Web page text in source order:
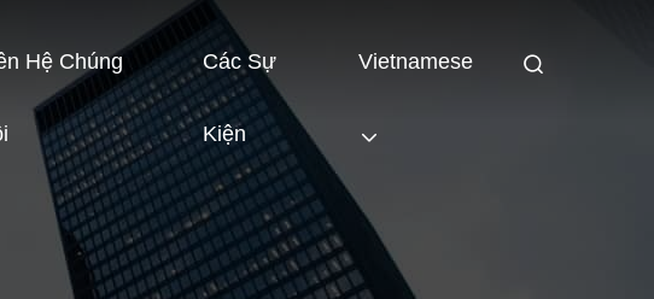
Hệ Chúng Các Sự
Kiện
Vietnamese